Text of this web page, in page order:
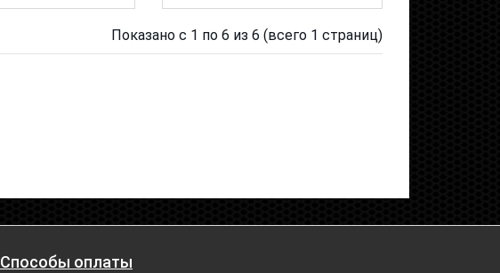
Показано с 1 по 6 из 6 (всего 1 страниц)
Способы оплаты